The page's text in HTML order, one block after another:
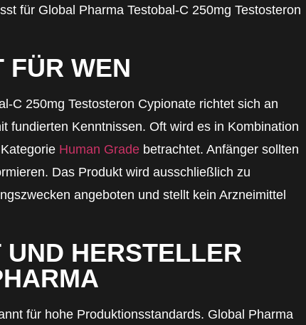
für Global Pharma Testobal-C 250mg Testosteron
FÜR WEN
C 250mg Testosteron Cypionate richtet sich an
fundierten Kenntnissen. Oft wird es in Kombination
Human Grade betrachtet. Anfänger sollten
Das Produkt wird ausschließlich zu
angeboten und stellt kein Arzneimittel
HERSTELLER
für hohe Produktionsstandards. Global Pharma